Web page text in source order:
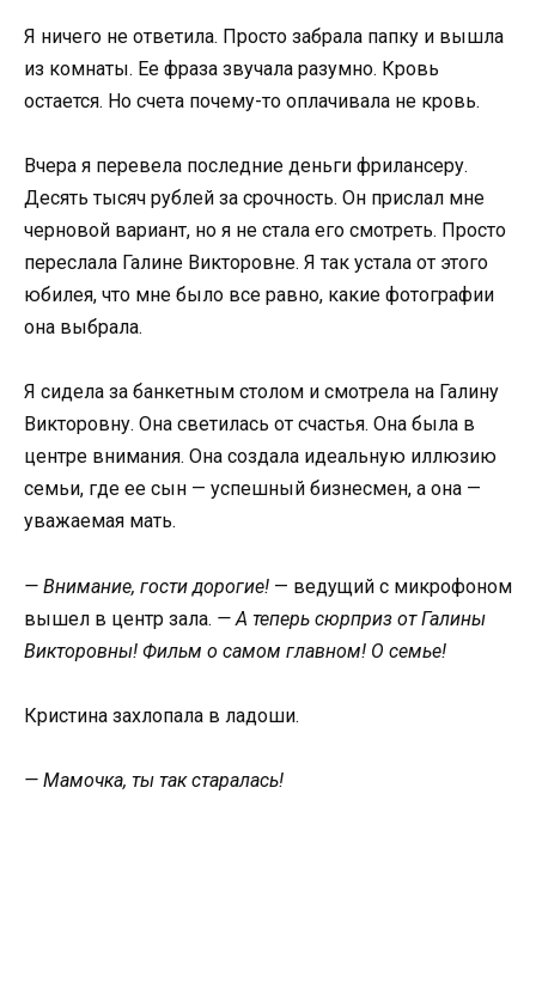
Я ничего не ответила. Просто забрала папку и вышла
из комнаты. Ее фраза звучала разумно. Кровь
остается. Но счета почему-то оплачивала не кровь.
Вчера я перевела последние деньги фрилансеру.
Десять тысяч рублей за срочность. Он прислал мне
черновой вариант, но я не стала его смотреть. Просто
переслала Галине Викторовне. Я так устала от этого
юбилея, что мне было все равно, какие фотографии
она выбрала.
Я сидела за банкетным столом и смотрела на Галину
Викторовну. Она светилась от счастья. Она была в
центре внимания. Она создала идеальную иллюзию
семьи, где ее сын — успешный бизнесмен, а она —
уважаемая мать.
— Внимание, гости дорогие! — ведущий с микрофоном
вышел в центр зала. — А теперь сюрприз от Галины
Викторовны! Фильм о самом главном! О семье!
Кристина захлопала в ладоши.
— Мамочка, ты так старалась!